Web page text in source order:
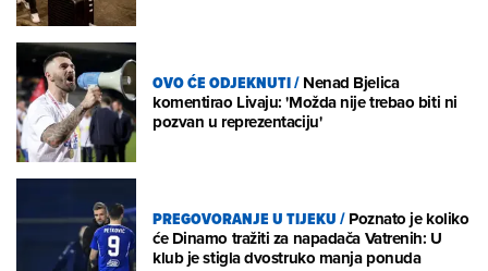
OVO ĆE ODJEKNUTI/Nenad Bjelica
komentirao Livaju: 'Možda nije trebao biti ni
pozvan u reprezentaciju'
PREGOVORANJE U TIJEKU/Poznato je koliko
će Dinamo tražiti za napadača Vatrenih: U
klub je stigla dvostruko manja ponuda